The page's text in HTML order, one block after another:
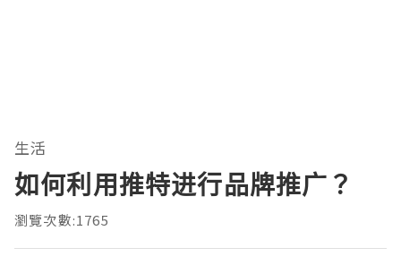
生活
如何利用推特进行品牌推广？
瀏覽次數:1765